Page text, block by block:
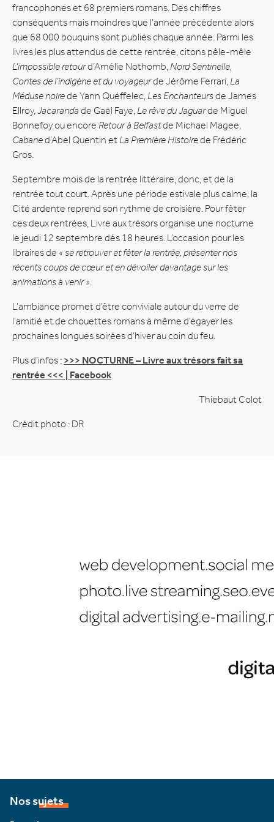
francophones et 68 premiers romans. Des chiffres
conséquents mais moindres que l’année précédente alors
que 68 000 bouquins sont publiés chaque année. Parmi les
livres les plus attendus de cette rentrée, citons pêle-mêle
L’impossible retourd’Amélie Nothomb, Nord Sentinelle,
Contes de l’indigène et du voyageurde Jérôme Ferrari, La
Méduse noirede Yann Quéffelec, Les Enchanteursde James
Ellroy, Jacaranda de Gaël Faye, Le rêve du Jaguarde Miguel
Bonnefoy ou encore Retour à Belfastde Michael Magee,
Cabaned’Abel Quentin et La Première Histoirede Frédéric
Gros.
Septembre mois de la rentrée littéraire, donc, et de la
rentrée tout court. Après une période estivale plus calme, la
Cité ardente reprend son rythme de croisière. Pour fêter
ces deux rentrées, Livre aux trésors organise une nocturne
le jeudi 12 septembre dès 18 heures. L’occasion pour les
libraires de « se retrouver et fêter la rentrée, présenter nos
récents coups de cœur et en dévoiler davantage sur les
animations à venir »
L’ambiance promet d’être conviviale autour du verre de
l’amitié et de chouettes romans à même d’égayer les
prochaines longues soirées d’hiver au coin du feu.
Plus d’infos : >>> NOCTURNE – Livre aux trésors fait sa
rentrée <<< | Facebook
Thiebaut Colot
Crédit photo : DR
Nos sujets